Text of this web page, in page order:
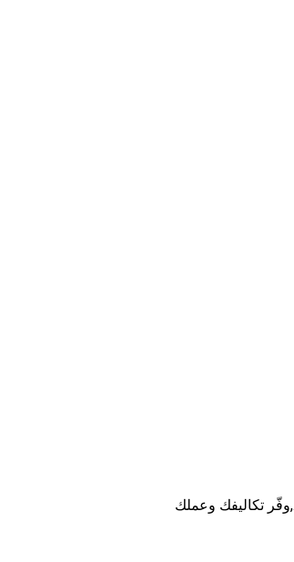
,وفّر تكاليفك وعملك